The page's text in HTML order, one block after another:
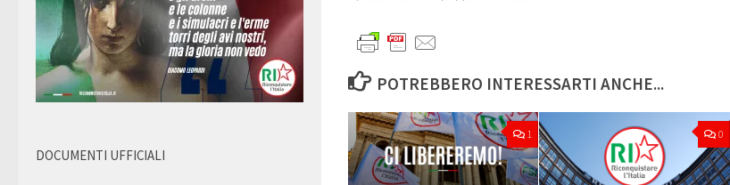
POTREBBERO INTERESSARTI ANCHE...
1 0
DOCUMENTI UFFICIALI